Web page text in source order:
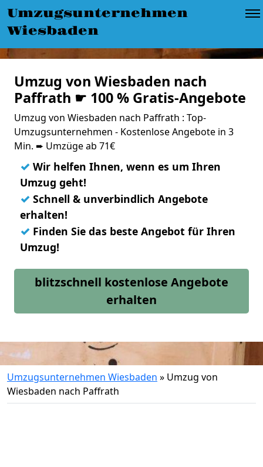
Umzugsunternehmen
Wiesbaden
Umzug von Wiesbaden nach
Paffrath ☛ 100 % Gratis-Angebote
Umzug von Wiesbaden nach Paffrath : Top-
Umzugsunternehmen - Kostenlose Angebote in 3
Min. ➨ Umzüge ab 71€
✓ Wir helfen Ihnen, wenn es um Ihren
Umzug geht!
✓ Schnell & unverbindlich Angebote
erhalten!
✓ Finden Sie das beste Angebot für Ihren
Umzug!
blitzschnell kostenlose Angebote
erhalten
Umzugsunternehmen Wiesbaden » Umzug von
Wiesbaden nach Paffrath